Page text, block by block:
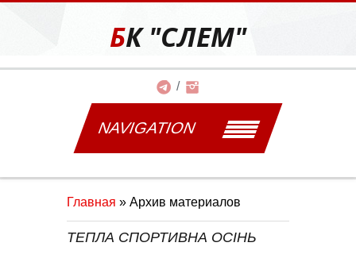
БК "СЛЕМ"
NAVIGATION
Главная » Архив материалов
ТЕПЛА СПОРТИВНА ОСІНЬ